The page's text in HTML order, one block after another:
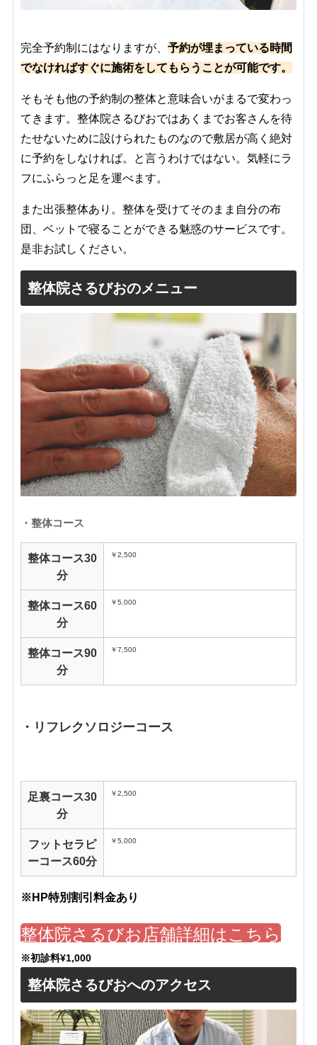
完全予約制にはなりますが、 予約が埋まっている時間
でなければすぐに施術をしてもらうことが可能です。
そもそも他の予約制の整体と意味合いがまるで変わっ
てきます。整体院さるびおではあくまでお客さんを待
たせないために設けられたものなので敷居が高く絶対
に予約をしなければ。と言うわけではない。気軽にラ
フにふらっと足を運べます。
また出張整体あり。整体を受けてそのまま自分の布
団、ベットで寝ることができる魅惑のサービスです。
是非お試しください。
整体院さるびおのメニュー
・整体コース
整体コース30
分
￥2,500
整体コース60
分
​￥5,000
整体コース90
分
￥7,500
・リフレクソロジーコース
足裏コース30
分
￥2,500
フットセラピ
ーコース60分
​￥5,000
※HP特別割引料金あり
整体院さるびお店舗詳細はこちら
※初診料¥1,000
整体院さるびおへのアクセス